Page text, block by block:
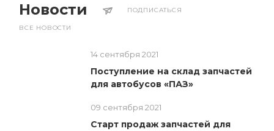
Новости ПОДПИСАТЬСЯ
ВСЕ НОВОСТИ
14 сентября 2021
Поступление на склад запчастей
для автобусов «ПАЗ»
09 сентября 2021
Старт продаж запчастей для